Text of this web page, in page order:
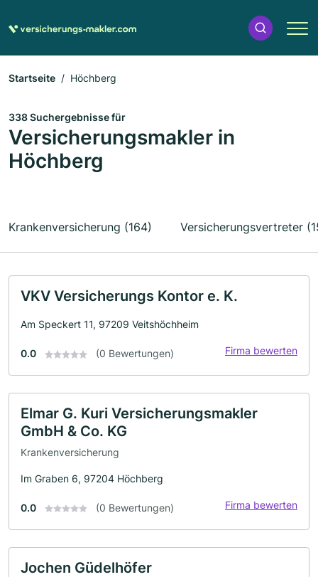
Startseite Höchberg
338 Suchergebnisse für
Versicherungsmakler in
Höchberg
Krankenversicherung (164) Versicherungsvertreter
VKV Versicherungs Kontor e. K.
Am Speckert 11, 97209 Veitshöchheim
0.0 (0 Bewertungen) Firma bewerten
Elmar G. Kuri Versicherungsmakler
GmbH & Co. KG
Krankenversicherung
Im Graben 6, 97204 Höchberg
0.0 (0 Bewertungen) Firma bewerten
Jochen Güdelhöfer